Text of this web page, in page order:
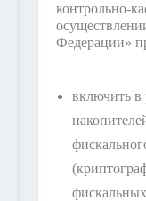
контрольно-
Федерации»
включить в